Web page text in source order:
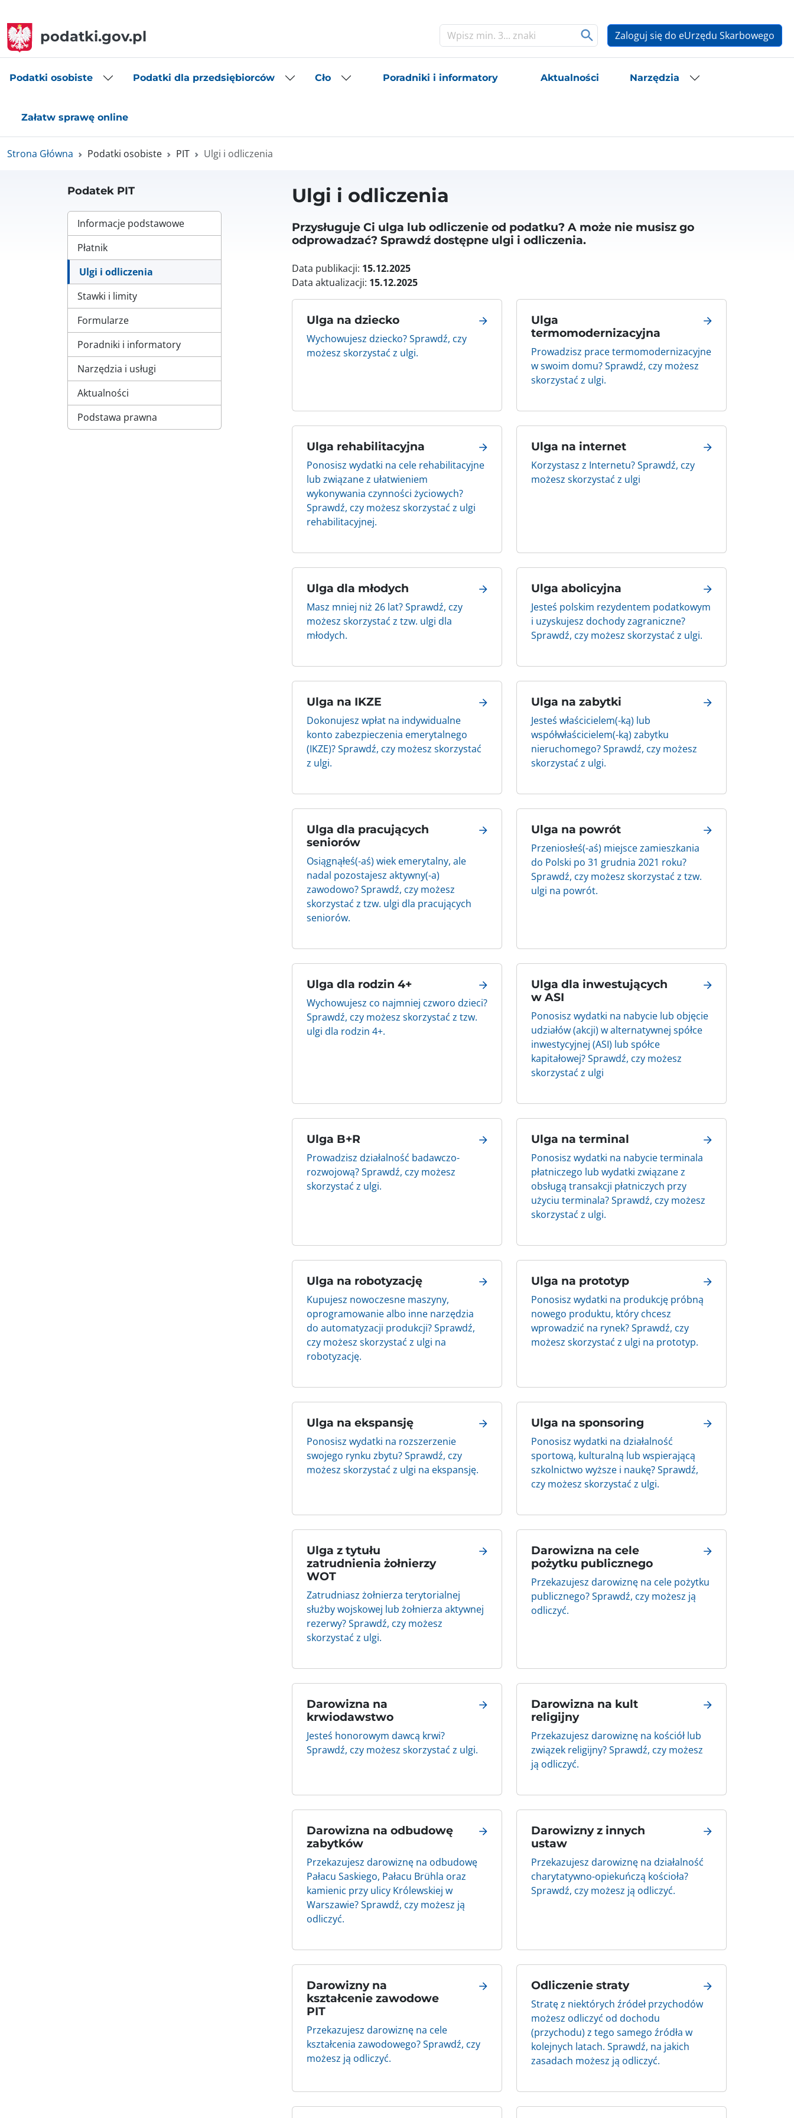
podatki.gov.pl Zaloguj się do eUrzędu Skarbowego
Podatki osobiste Podatki dla przedsiębiorców Cło Poradniki i informatory Aktualności Narzędzia
Załatw sprawę online
Strona Główna Podatki osobiste PIT Ulgi i odliczenia
Podatek PIT
Informacje podstawowe
Płatnik
Ulgi i odliczenia
Stawki i limity
Formularze
Poradniki i informatory
Narzędzia i usługi
Aktualności
Podstawa prawna
Ulgi i odliczenia
Przysługuje Ci ulga lub odliczenie od podatku? A może nie musisz go
odprowadzać? Sprawdź dostępne ulgi i odliczenia.
Data publikacji: 15.12.2025
Data aktualizacji: 15.12.2025
Ulga na dziecko
Wychowujesz dziecko? Sprawdź, czy
możesz skorzystać z ulgi.
Ulga
termomodernizacyjna
Prowadzisz prace termomodernizacyjne
w swoim domu? Sprawdź, czy możesz
skorzystać z ulgi.
Ulga rehabilitacyjna
Ponosisz wydatki na cele rehabilitacyjne
lub związane z ułatwieniem
wykonywania czynności życiowych?
Sprawdź, czy możesz skorzystać z ulgi
rehabilitacyjnej.
Ulga na internet
Korzystasz z Internetu? Sprawdź, czy
możesz skorzystać z ulgi
Ulga dla młodych
Masz mniej niż 26 lat? Sprawdź, czy
możesz skorzystać z tzw. ulgi dla
młodych.
Ulga abolicyjna
Jesteś polskim rezydentem podatkowym
i uzyskujesz dochody zagraniczne?
Sprawdź, czy możesz skorzystać z ulgi.
Ulga na IKZE
Dokonujesz wpłat na indywidualne
konto zabezpieczenia emerytalnego
(IKZE)? Sprawdź, czy możesz skorzystać
z ulgi.
Ulga na zabytki
Jesteś właścicielem(-ką) lub
współwłaścicielem(-ką) zabytku
nieruchomego? Sprawdź, czy możesz
skorzystać z ulgi.
Ulga dla pracujących
seniorów
Osiągnąłeś(-aś) wiek emerytalny, ale
nadal pozostajesz aktywny(-a)
zawodowo? Sprawdź, czy możesz
skorzystać z tzw. ulgi dla pracujących
seniorów.
Ulga na powrót
Przeniosłeś(-aś) miejsce zamieszkania
do Polski po 31 grudnia 2021 roku?
Sprawdź, czy możesz skorzystać z tzw.
ulgi na powrót.
Ulga dla rodzin 4+
Wychowujesz co najmniej czworo dzieci?
Sprawdź, czy możesz skorzystać z tzw.
ulgi dla rodzin 4+.
Ulga dla inwestujących
w ASI
Ponosisz wydatki na nabycie lub objęcie
udziałów (akcji) w alternatywnej spółce
inwestycyjnej (ASI) lub spółce
kapitałowej? Sprawdź, czy możesz
skorzystać z ulgi
Ulga B+R
Prowadzisz działalność badawczo-
rozwojową? Sprawdź, czy możesz
skorzystać z ulgi.
Ulga na terminal
Ponosisz wydatki na nabycie terminala
płatniczego lub wydatki związane z
obsługą transakcji płatniczych przy
użyciu terminala? Sprawdź, czy możesz
skorzystać z ulgi.
Ulga na robotyzację
Kupujesz nowoczesne maszyny,
oprogramowanie albo inne narzędzia
do automatyzacji produkcji? Sprawdź,
czy możesz skorzystać z ulgi na
robotyzację.
Ulga na prototyp
Ponosisz wydatki na produkcję próbną
nowego produktu, który chcesz
wprowadzić na rynek? Sprawdź, czy
możesz skorzystać z ulgi na prototyp.
Ulga na ekspansję
Ponosisz wydatki na rozszerzenie
swojego rynku zbytu? Sprawdź, czy
możesz skorzystać z ulgi na ekspansję.
Ulga na sponsoring
Ponosisz wydatki na działalność
sportową, kulturalną lub wspierającą
szkolnictwo wyższe i naukę? Sprawdź,
czy możesz skorzystać z ulgi.
Ulga z tytułu
zatrudnienia żołnierzy
WOT
Zatrudniasz żołnierza terytorialnej
służby wojskowej lub żołnierza aktywnej
rezerwy? Sprawdź, czy możesz
skorzystać z ulgi.
Darowizna na cele
pożytku publicznego
Przekazujesz darowiznę na cele pożytku
publicznego? Sprawdź, czy możesz ją
odliczyć.
Darowizna na
krwiodawstwo
Jesteś honorowym dawcą krwi?
Sprawdź, czy możesz skorzystać z ulgi.
Darowizna na kult
religijny
Przekazujesz darowiznę na kościół lub
związek religijny? Sprawdź, czy możesz
ją odliczyć.
Darowizna na odbudowę
zabytków
Przekazujesz darowiznę na odbudowę
Pałacu Saskiego, Pałacu Brühla oraz
kamienic przy ulicy Królewskiej w
Warszawie? Sprawdź, czy możesz ją
odliczyć.
Darowizny z innych
ustaw
Przekazujesz darowiznę na działalność
charytatywno-opiekuńczą kościoła?
Sprawdź, czy możesz ją odliczyć.
Darowizny na
kształcenie zawodowe
PIT
Przekazujesz darowiznę na cele
kształcenia zawodowego? Sprawdź, czy
możesz ją odliczyć.
Odliczenie straty
Stratę z niektórych źródeł przychodów
możesz odliczyć od dochodu
(przychodu) z tego samego źródła w
kolejnych latach. Sprawdź, na jakich
zasadach możesz ją odliczyć.